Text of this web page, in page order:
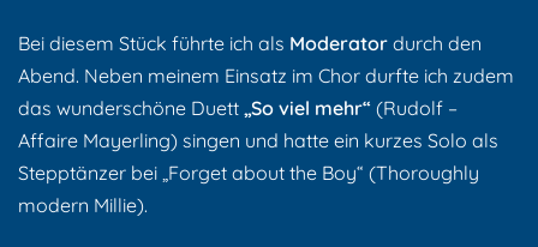
Bei diesem Stück führte ich als Moderator durch den
Abend. Neben meinem Einsatz im Chor durfte ich zudem
das wunderschöne Duett „So viel mehr“ (Rudolf –
Affaire Mayerling) singen und hatte ein kurzes Solo als
Stepptänzer bei „Forget about the Boy“ (Thoroughly
modern Millie).